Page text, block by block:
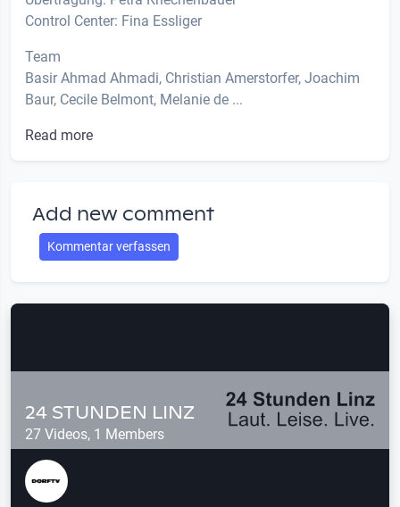
Control Center: Fina Essliger
Team
Basir Ahmad Ahmadi, Christian Amerstorfer, Joachim
Baur, Cecile Belmont, Melanie de ...
Read more
Add new comment
Kommentar verfassen
24 STUNDEN LINZ
27 Videos, 1 Members